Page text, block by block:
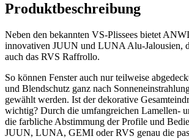
Produktbeschreibung
Neben den bekannten VS-Plissees bietet
innovativen JUUN und LUNA Alu-Jalousien,
auch das RVS Raffrollo.
So können Fenster auch nur teilweise
und Blendschutz ganz nach
gewählt werden. Ist der dekorative
wichtig? Durch die umfangreichen Lamellen-
die farbliche Abstimmung der Profile und
JUUN, LUNA, GEMI oder RVS genau die